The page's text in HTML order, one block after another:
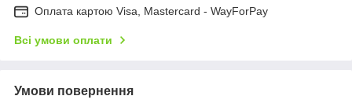
Оплата картою Visa, Mastercard - WayForPay
Всі умови оплати
Умови повернення